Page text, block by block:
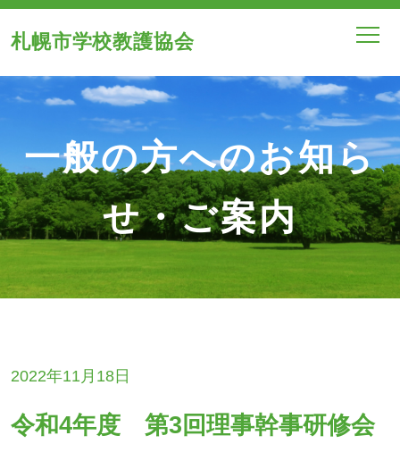
札幌市学校教護協会
一般の方へのお知ら
せ・ご案内
2022年11月18日
令和4年度 第3回理事幹事研修会